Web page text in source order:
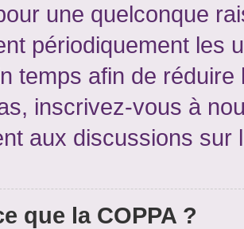
une quelconque
périodiquement les
temps afin de
inscrivez-vous à
aux discussions sur
que la COPPA ?